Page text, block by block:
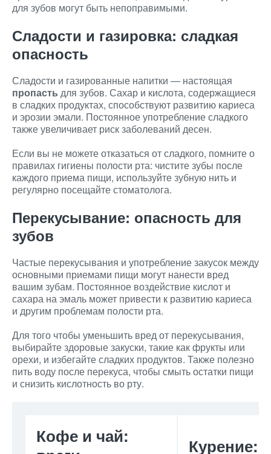
для зубов могут быть непоправимыми.
Сладости и газировка: сладкая
опасность
Сладости и газированные напитки — настоящая
пропасть для зубов. Сахар и кислота, содержащиеся
в сладких продуктах, способствуют развитию кариеса
и эрозии эмали. Постоянное употребление сладкого
также увеличивает риск заболеваний десен.
Если вы не можете отказаться от сладкого, помните о
правилах гигиены полости рта: чистите зубы после
каждого приема пищи, используйте зубную нить и
регулярно посещайте стоматолога.
Перекусывание: опасность для
зубов
Частые перекусывания и употребление закусок между
основными приемами пищи могут нанести вред
вашим зубам. Постоянное воздействие кислот и
сахара на эмаль может привести к развитию кариеса
и другим проблемам полости рта.
Для того чтобы уменьшить вред от перекусывания,
выбирайте здоровые закуски, такие как фрукты или
орехи, и избегайте сладких продуктов. Также полезно
пить воду после перекуса, чтобы смыть остатки пищи
и снизить кислотность во рту.
Кофе и чай:
Курение: